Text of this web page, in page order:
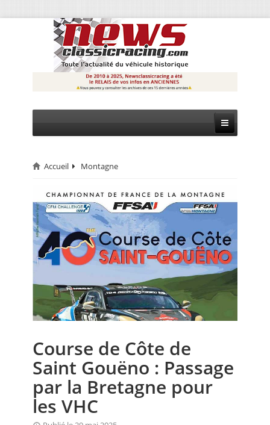
CIRCUIT
RALLYE
MONTAGNE
EVÈNEMENTS
FOCUS
ANNUAIRES
PETITES ANNONCES
Accueil Montagne
Course de Côte de
Saint Gouëno : Passage
par la Bretagne pour
les VHC